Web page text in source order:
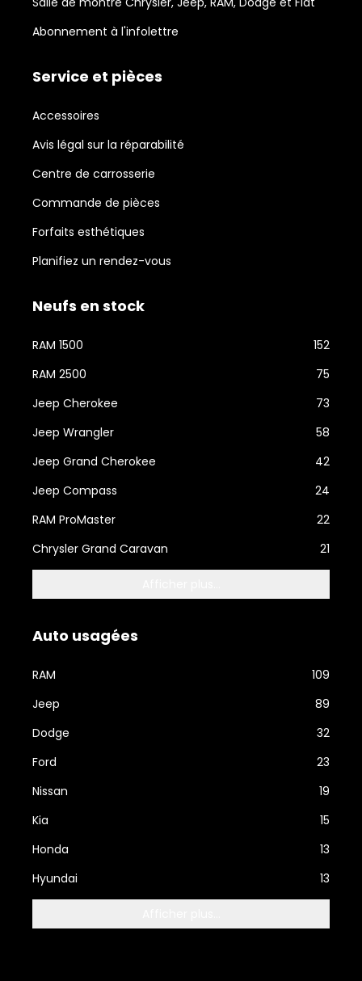
Abonnement à l'infolettre
Service et pièces
Accessoires
Avis légal sur la réparabilité
Centre de carrosserie
Commande de pièces
Forfaits esthétiques
Planifiez un rendez-vous
Neufs en stock
RAM 1500
152
RAM 2500
75
Jeep Cherokee
73
Jeep Wrangler
58
Jeep Grand Cherokee
42
Jeep Compass
24
RAM ProMaster
22
Chrysler Grand Caravan
21
Auto usagées
RAM
109
Jeep
89
Dodge
32
Ford
23
Nissan
19
Kia
15
Honda
13
Hyundai
13